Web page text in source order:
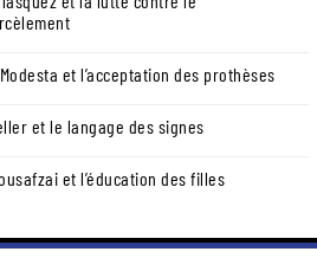
et l’acceptation des prothèses
et le langage des signes
et l’éducation des filles